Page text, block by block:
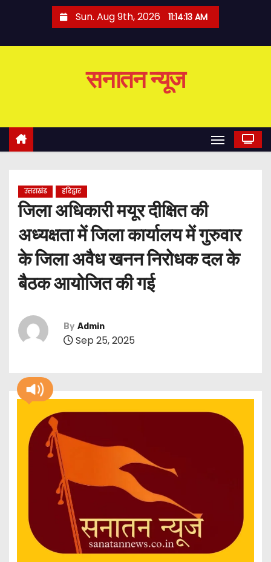
o
Sun. Aug 9th, 2026 11:14:14 AM
सनातन न्यूज
उत्तराखंड हरिद्वार
जिला अधिकारी मयूर दीक्षित की
अध्यक्षता में जिला कार्यालय में गुरुवार
के जिला अवैध खनन निरोधक दल के
बैठक आयोजित की गई
By Admin
Sep 25, 2025